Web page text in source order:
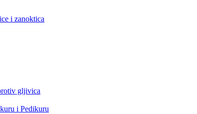
i zanoktica
gljivica
i Pedikuru